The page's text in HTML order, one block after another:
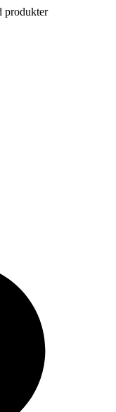
produkter